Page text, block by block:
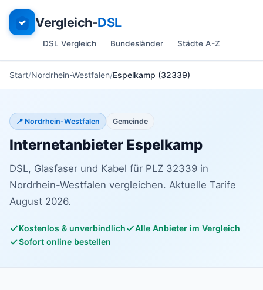
Vergleich-DSL
DSL Vergleich Bundesländer Städte A-Z
Start Nordrhein-Westfalen Espelkamp (32339)
📍 Nordrhein-Westfalen Gemeinde
Internetanbieter Espelkamp
DSL, Glasfaser und Kabel für PLZ 32339 in
Nordrhein-Westfalen vergleichen. Aktuelle Tarife
August 2026.
Kostenlos & unverbindlich
Alle Anbieter im Vergleich
Sofort online bestellen